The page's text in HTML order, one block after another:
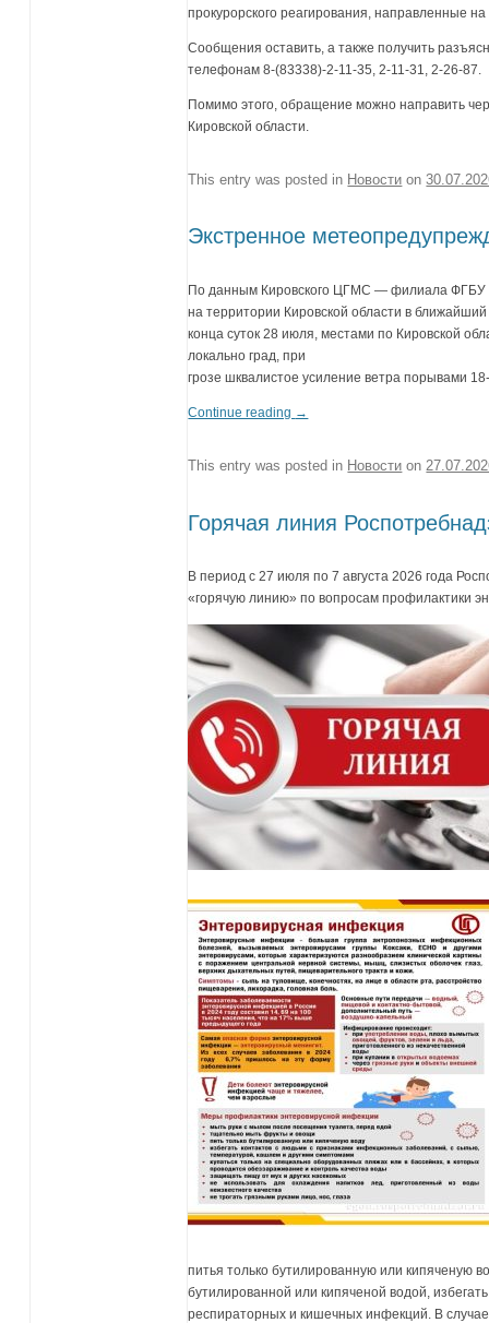
прокурорского реагирования, направленные
Сообщения оставить, а также получить
телефонам 8-(83338)-2-11-35, 2-11-31, 2-26-87.
Помимо этого, обращение можно направить
Кировской области.
This entry was posted in Новости on
Экстренное
По данным Кировского ЦГМС — филиала
на территории Кировской области в
конца суток 28 июля, местами по Кировской
локально град, при
грозе шквалистое усиление ветра порывами
Continue reading →
This entry was posted in Новости on
Горячая линия
В период с 27 июля по 7 августа 2026 года
«горячую линию» по вопросам профилактики
питья только бутилированную или кипяченую
бутилированной или кипяченой водой,
респираторных и кишечных инфекций. В